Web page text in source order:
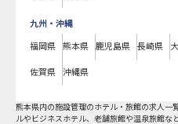
九州・沖縄
福岡県 熊本県 鹿児島県 長崎県
佐賀県 沖縄県
熊本県内の施設管理のホテル・旅館の求人一
ルやビジネスホテル、老舗旅館や温泉旅館な